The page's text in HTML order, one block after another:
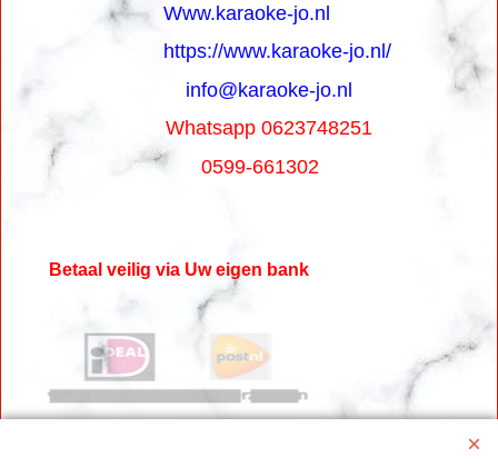
Www.karaoke-jo.nl
https://www.karaoke-jo.nl/
info@karaoke-jo.nl
Whatsapp 0623748251
0599-661302
Betaal veilig via Uw eigen bank